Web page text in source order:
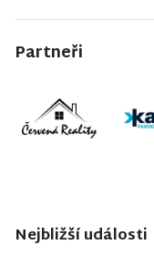
Partneři
Nejbližší události